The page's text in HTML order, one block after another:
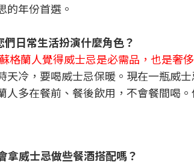
的年份首選。
日常生活扮演什麼角色？
格蘭人覺得威士忌是必需品，也是奢侈
天冷，要喝威士忌保暖。現在一瓶威
人多在餐前、餐後飲用，不會餐間喝
拿威士忌做些餐酒搭配嗎？